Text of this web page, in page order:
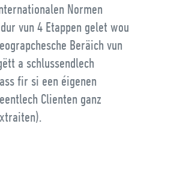
Normen
vun 4 Etappen gelet wou
Beräich vun
a schlussendlech
fir si een éigenen
Clienten ganz